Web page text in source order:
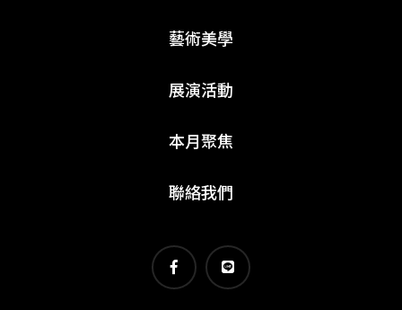
藝術美學
展演活動
本月聚焦
聯絡我們